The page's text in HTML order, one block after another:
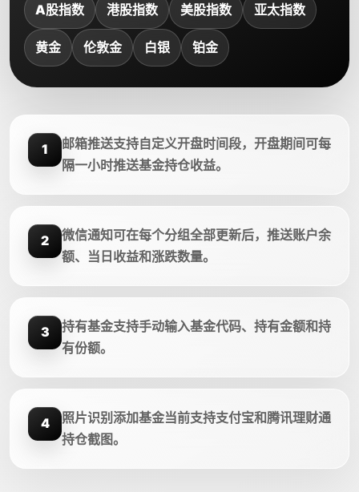
A股指数 港股指数 美股指数 亚太指数
黄金 伦敦金 白银 铂金
1
邮箱推送支持自定义开盘时间段，开盘期间可每
隔一小时推送基金持仓收益。
2
微信通知可在每个分组全部更新后，推送账户余
额、当日收益和涨跌数量。
3
持有基金支持手动输入基金代码、持有金额和持
有份额。
4
照片识别添加基金当前支持支付宝和腾讯理财通
持仓截图。